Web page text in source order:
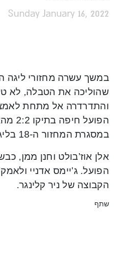
Sunday January 16, 2022
במשך עשרה מחזורי ליגה
שהוליכה את הטבלה, לא
והתדרדרה אל מתחת
במסגרת המחזור ה-18 בליגת העל.
אלן אוז’בולט וחנן ממן,
הפועל. ג’יימס אדניי
הקבוצה של ניר קלינגר.
שתף